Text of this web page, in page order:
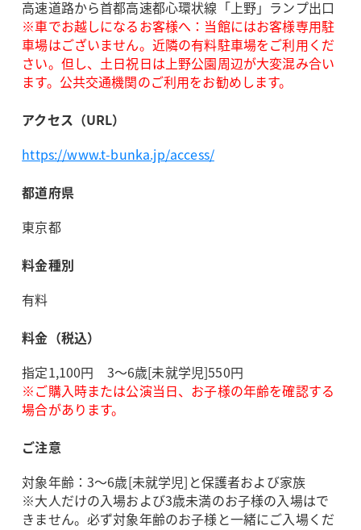
高速道路から首都高速都心環状線「上野」ランプ出口
※車でお越しになるお客様へ：当館にはお客様専用駐
車場はございません。近隣の有料駐車場をご利用くだ
さい。但し、土日祝日は上野公園周辺が大変混み合い
ます。公共交通機関のご利用をお勧めします。
アクセス（URL）
https://www.t-bunka.jp/access/
都道府県
東京都
料金種別
有料
料金（税込）
指定1,100円 3～6歳[未就学児]550円
※ご購入時または公演当日、お子様の年齢を確認する
場合があります。
ご注意
対象年齢：3～6歳[未就学児]と保護者および家族
※大人だけの入場および3歳未満のお子様の入場はで
きません。必ず対象年齢のお子様と一緒にご入場くだ